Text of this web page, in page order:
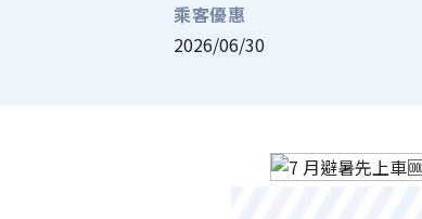
乘客優惠
2026/06/30